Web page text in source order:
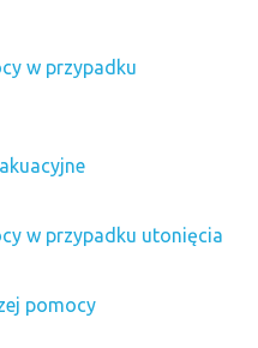
w przypadku
w przypadku utonięcia
pomocy